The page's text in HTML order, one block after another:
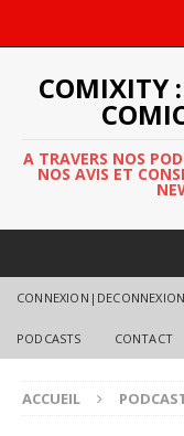
COMIXITY
A TRAVERS NOS
NOS AVIS ET
CONNEXION|DECONNEXION
PODCASTS CONTACT
ACCUEIL